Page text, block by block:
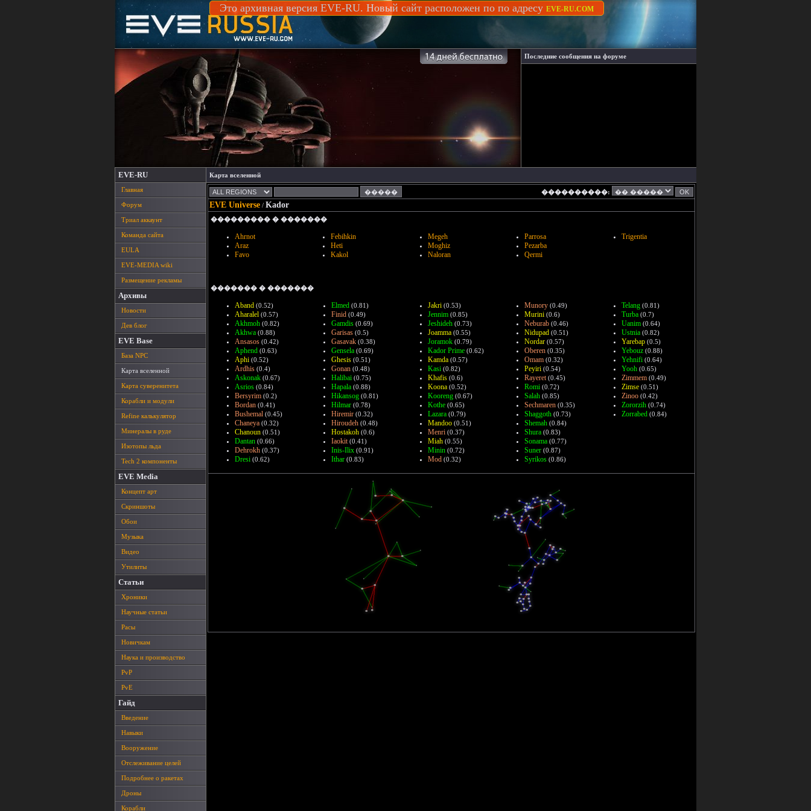
Это архивная версия EVE-RU. Новый сайт расположен по по адресу EVE-RU.COM
Последние сообщения на форуме
EVE-RU
Главная
Форум
Триал аккаунт
Команда сайта
EULA
EVE-MEDIA wiki
Размещение рекламы
Архивы
Новости
Дев блог
EVE Base
База NPC
Карта вселенной
Карта суверенитета
Корабли и модули
Refine калькулятор
Минералы в руде
Изотопы льда
Tech 2 компоненты
EVE Media
Концепт арт
Скриншоты
Обои
Музыка
Видео
Утилиты
Статьи
Хроники
Научные статьи
Расы
Новичкам
Наука и производство
PvP
PvE
Гайд
Введение
Навыки
Вооружение
Отслеживание целей
Подробнее о ракетах
Дроны
Корабли
Карта вселенной
����������:
EVE Universe / Kador
��������� � �������
Ahrnot
Araz
Favo
Febihkin
Heti
Kakol
Megeh
Moghiz
Naloran
Parrosa
Pezarba
Qermi
Trigentia
������� � �������
Aband (0.52)
Aharalel (0.57)
Akhmoh (0.82)
Akhwa (0.88)
Ansasos (0.42)
Aphend (0.63)
Aphi (0.52)
Ardhis (0.4)
Askonak (0.67)
Asrios (0.84)
Bersyrim (0.2)
Bordan (0.41)
Bushemal (0.45)
Chaneya (0.32)
Chanoun (0.51)
Dantan (0.66)
Dehrokh (0.37)
Dresi (0.62)
Elmed (0.81)
Finid (0.49)
Gamdis (0.69)
Garisas (0.5)
Gasavak (0.38)
Gensela (0.69)
Ghesis (0.51)
Gonan (0.48)
Halibai (0.75)
Hapala (0.88)
Hikansog (0.81)
Hilmar (0.78)
Hiremir (0.32)
Hiroudeh (0.48)
Hostakoh (0.6)
Iaokit (0.41)
Inis-Ilix (0.91)
Ithar (0.83)
Jakri (0.53)
Jennim (0.85)
Jeshideh (0.73)
Joamma (0.55)
Joramok (0.79)
Kador Prime (0.62)
Kamda (0.57)
Kasi (0.82)
Khafis (0.6)
Koona (0.52)
Kooreng (0.67)
Kothe (0.65)
Lazara (0.79)
Mandoo (0.51)
Menri (0.37)
Miah (0.55)
Minin (0.72)
Mod (0.32)
Munory (0.49)
Murini (0.6)
Neburab (0.46)
Nidupad (0.51)
Nordar (0.57)
Oberen (0.35)
Omam (0.32)
Peyiri (0.54)
Rayeret (0.45)
Romi (0.72)
Salah (0.85)
Sechmaren (0.35)
Shaggoth (0.73)
Shemah (0.84)
Shura (0.83)
Sonama (0.77)
Suner (0.87)
Syrikos (0.86)
Telang (0.81)
Turba (0.7)
Uanim (0.64)
Ustnia (0.82)
Yarebap (0.5)
Yebouz (0.88)
Yehnifi (0.64)
Yooh (0.65)
Zimmem (0.49)
Zimse (0.51)
Zinoo (0.42)
Zororzih (0.74)
Zorrabed (0.84)